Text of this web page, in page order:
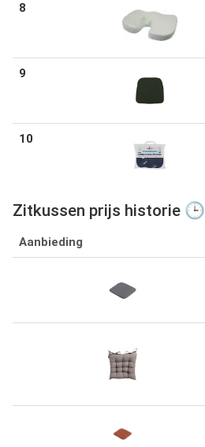
8
9
10
Zitkussen prijs historie 🕒
Aanbieding